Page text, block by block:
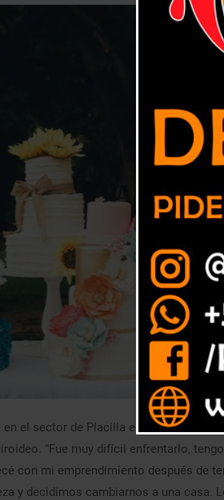
el sector de Placilla en Valparaíso,
“Fue muy difícil enfrentarlo,
con mi emprendimiento después de
y decidimos cambiarnos a una casa.